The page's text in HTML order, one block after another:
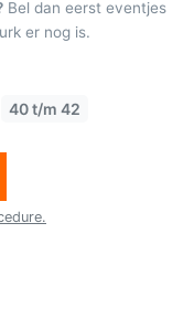
Bel dan eerst eventjes
er nog is.
40 t/m 42